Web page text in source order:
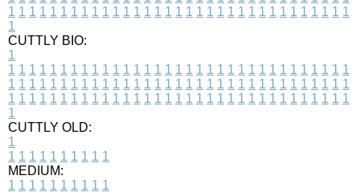
1 1 1 1 1 1 1 1 1 1 1 1 1 1 1 1 1 1 1 1 1 1 1 1 1 1 1 1 1 1 1 1 1
1
CUTTLY BIO:
1
1 1 1 1 1 1 1 1 1 1 1 1 1 1 1 1 1 1 1 1 1 1 1 1 1 1 1 1 1 1 1 1 1
1 1 1 1 1 1 1 1 1 1 1 1 1 1 1 1 1 1 1 1 1 1 1 1 1 1 1 1 1 1 1 1 1
1 1 1 1 1 1 1 1 1 1 1 1 1 1 1 1 1 1 1 1 1 1 1 1 1 1 1 1 1 1 1 1 1
1
CUTTLY OLD:
1
1 1 1 1 1 1 1 1 1 1
MEDIUM:
1 1 1 1 1 1 1 1 1 1